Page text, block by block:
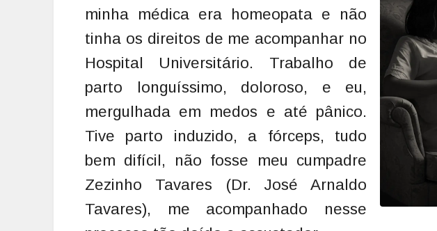
minha médica era homeopata e não
tinha os direitos de me acompanhar no
Hospital Universitário. Trabalho de
parto longuíssimo, doloroso, e eu,
mergulhada em medos e até pânico.
Tive parto induzido, a fórceps, tudo
bem difícil, não fosse meu cumpadre
Zezinho Tavares (Dr. José Arnaldo
Tavares), me acompanhado nesse